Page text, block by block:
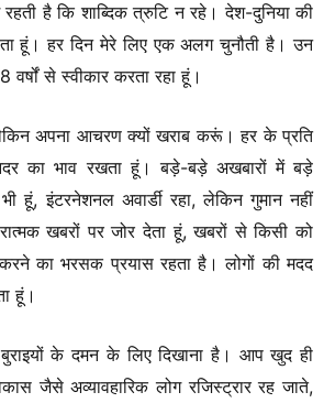
है कि शाब्दिक त्रुटि न रहे। देश-दुनिया की
हूं। हर दिन मेरे लिए एक अलग चुनौती है। उन
वर्षों से स्वीकार करता रहा हूं।
अपना आचरण क्यों खराब करूं। हर के प्रति
का भाव रखता हूं। बड़े-बड़े अखबारों में बड़े
हूं, इंटरनेशनल अवार्डी रहा, लेकिन गुमान नहीं
खबरों पर जोर देता हूं, खबरों से किसी को
का भरसक प्रयास रहता है। लोगों की मदद
हूं।
के दमन के लिए दिखाना है। आप खुद ही
जैसे अव्यावहारिक लोग रजिस्ट्रार रह जाते,